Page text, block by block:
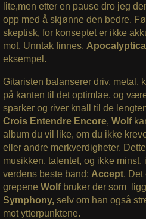
lite,men etter en pause dro jeg
opp med å skjønne den bedre.
skeptisk, for konseptet er ikke
mot. Unntak finnes,
eksempel.
Gitaristen balanserer driv, metal,
på kanten til det optimlae, og
sparker og river knall til de
Crois Entendre Encore, Wolf
album du vil like, om du ikke
eller andre merkverdigheter.
musikken, talentet, og ikke minst,
verdens beste band; Accept. Det
grepene Wolf bruker der som
Symphony,selv om han også
mot ytterpunktene.